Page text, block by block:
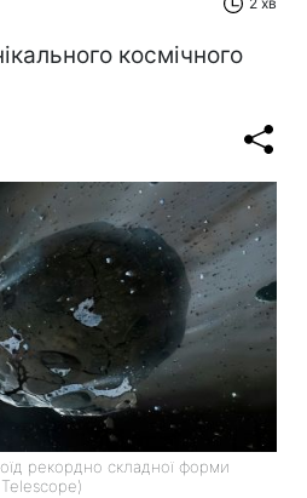
космічного
рекордно складної форми